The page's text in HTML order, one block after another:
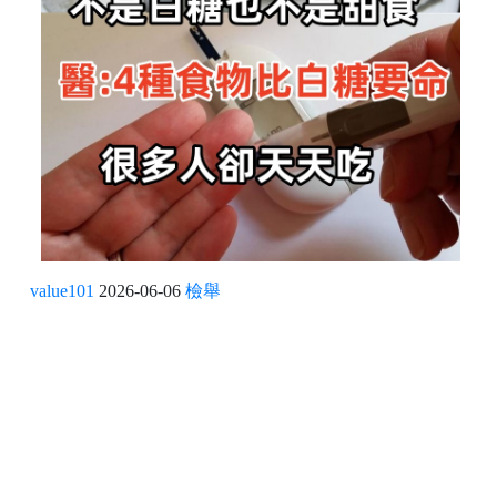
value101 2026-06-06 檢舉